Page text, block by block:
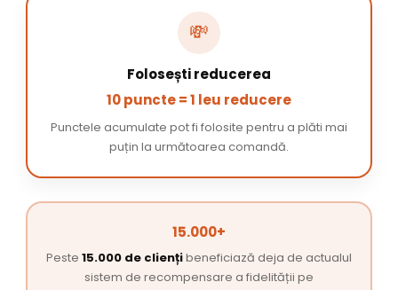
💸
Folosești reducerea
10 puncte = 1 leu reducere
Punctele acumulate pot fi folosite pentru a plăti mai
puțin la următoarea comandă.
15.000+
Peste 15.000 de cliențibeneficiază deja de actualul
sistem de recompensare a fidelității pe